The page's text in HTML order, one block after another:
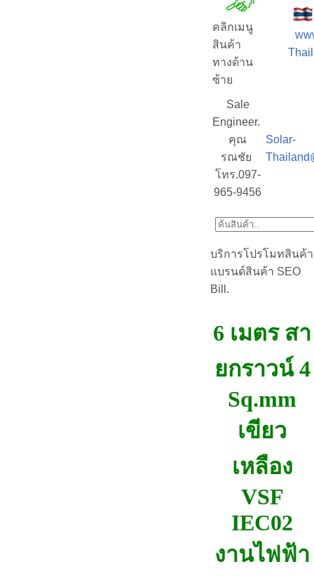
คลิกเมนู
สินค้า
ทางด้าน
ซ้าย
Sale
Engineer.
คุณ
รณชัย
โทร.097-
965-9456
Solar-
บริการโปรโมทสินค้า
แบรนด์สินค้า SEO
Bill.
6 เมตร สา
ยกราวน์ 4
Sq.mm
เขียว
เหลือง
VSF
IEC02
งานไฟฟ้า